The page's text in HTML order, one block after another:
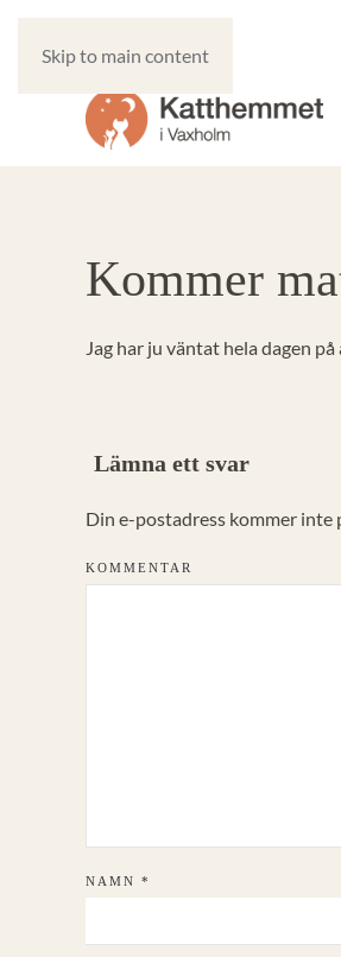
Skip to main content
Kommer
Jag har ju väntat hela dagen
Lämna ett svar
Din e-postadress kommer
KOMMENTAR
NAMN *